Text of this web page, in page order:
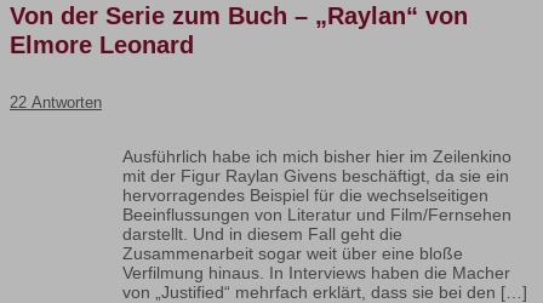
Von der Serie zum Buch – „Raylan“ von
Elmore Leonard
22 Antworten
Ausführlich habe ich mich bisher hier im Zeilenkino
mit der Figur Raylan Givens beschäftigt, da sie ein
hervorragendes Beispiel für die wechselseitigen
Beeinflussungen von Literatur und Film/Fernsehen
darstellt. Und in diesem Fall geht die
Zusammenarbeit sogar weit über eine bloße
Verfilmung hinaus. In Interviews haben die Macher
von „Justified“ mehrfach erklärt, dass sie bei den […]